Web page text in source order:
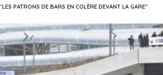
PATRONS DE BARS EN COLÈRE DEVANT LA GARE"